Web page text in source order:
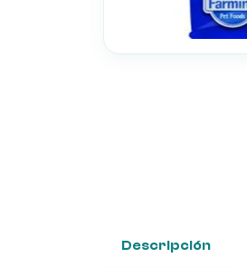
Descripción